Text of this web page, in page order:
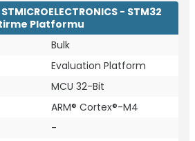
- STM32
Platformu
Bulk
Evaluation Platform
MCU 32-Bit
ARM® Cortex®-M4
-